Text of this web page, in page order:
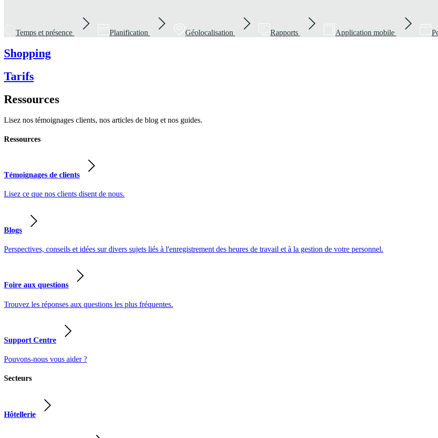
Temps et présence Planification Géolocalisation Rapports Application mobile
Shopping
Tarifs
Ressources
Lisez nos témoignages clients, nos articles de blog et nos guides.
Ressources
Témoignages de clients
Lisez ce que nos clients disent de nous.
Blogs
Perspectives, conseils et idées sur divers sujets liés à l'enregistrement des heures de travail et à la gestion de votre personnel.
Foire aux questions
Trouvez les réponses aux questions les plus fréquentes.
Support Centre
Pouvons-nous vous aider ?
Secteurs
Hôtellerie